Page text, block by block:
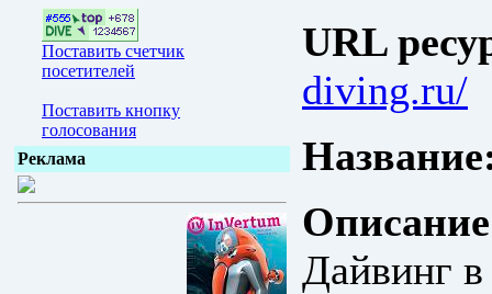
Поставить счетчик
посетителей
Поставить кнопку
голосования
Реклама
URL
diving.ru/
Дайвинг